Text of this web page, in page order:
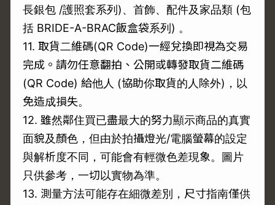
長銀包 /護照套系列)、首飾、配件及家品類 (包
括 BRIDE-A-BRAC飯盒袋系列) 。
11. 取貨二維碼(QR Code)一經兌換即視為交易
完成。請勿任意翻拍、公開或轉發取貨二維碼
(QR Code) 給他人 (協助你取貨的人除外)，以
免造成損失。
12. 雖然鄰住買已盡最大的努力顯示商品的真實
面貌及顏色，但由於拍攝燈光/電腦螢幕的設定
與解析度不同，可能會有輕微色差現象。圖片
只供參考，一切以實物為準。
13. 測量方法可能存在細微差別，尺寸指南僅供